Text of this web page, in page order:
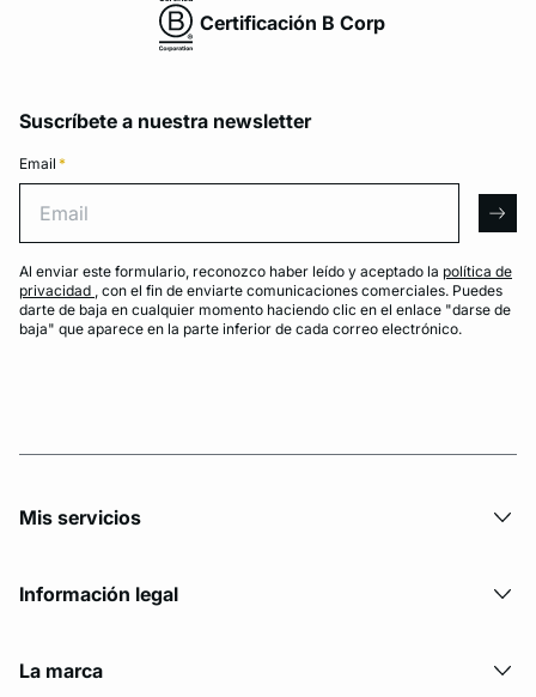
Certificación B Corp
Suscríbete a nuestra newsletter
Email *
Al enviar este formulario, reconozco haber leído y aceptado la política de
privacidad , con el fin de enviarte comunicaciones comerciales. Puedes
darte de baja en cualquier momento haciendo clic en el enlace "darse de
baja" que aparece en la parte inferior de cada correo electrónico.
Mis servicios
Información legal
La marca